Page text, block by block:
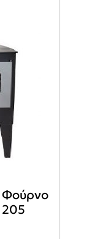
Φούρνο
205